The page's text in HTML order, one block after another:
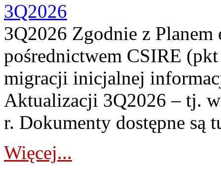
3Q2026
3Q2026 Zgodnie z
pośrednictwem CSIRE
migracji inicjalnej
Aktualizacji 3Q2026 – tj.
r. Dokumenty dostępne są
Więcej...